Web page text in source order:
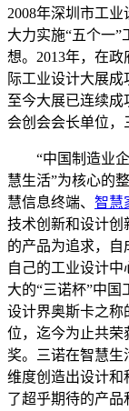
2008年深圳市工
大力实施“五个一
想。2013年，在
际工业设计大展成
至今大展已连续
会创会会长单位，
“中国制造业企
慧生活”为核心的
慧信息终端、 智慧
技术创新和设计创
的产品为追求，自
自己的工业设计
大的“三诺杯”中
设计界奥斯卡之称
位，迄今为止共荣
奖。三诺在智慧
维度创造出设计和
了超乎期待的产